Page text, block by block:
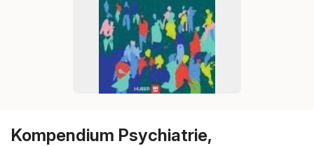
Kompendium Psychiatrie,